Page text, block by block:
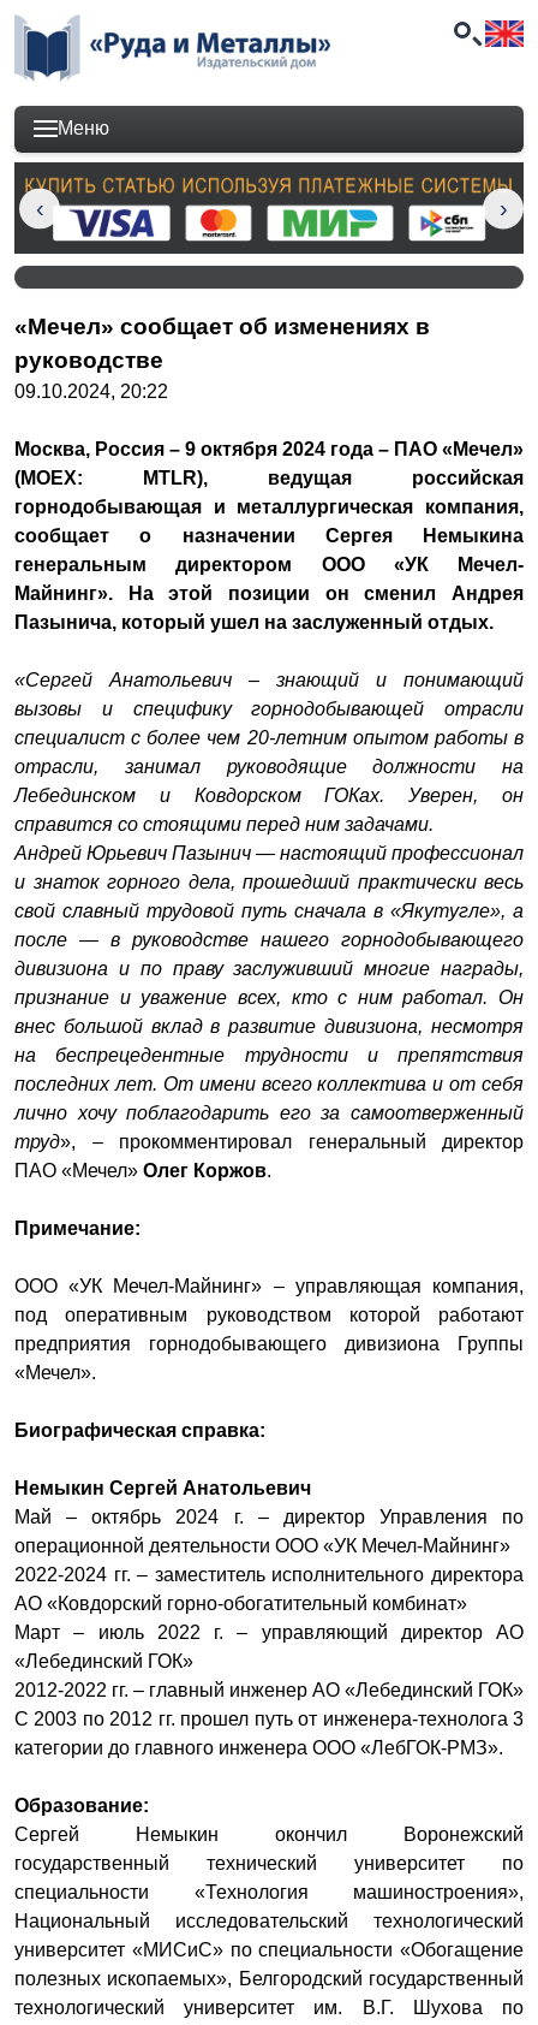
Меню
«Мечел» сообщает об изменениях в
руководстве
09.10.2024, 20:22
Москва, Россия – 9 октября 2024 года – ПАО «Мечел»
(MOEX: MTLR), ведущая российская
горнодобывающая и металлургическая компания,
сообщает о назначении Сергея Немыкина
генеральным директором ООО «УК Мечел-
Майнинг». На этой позиции он сменил Андрея
Пазынича, который ушел на заслуженный отдых.
«Сергей Анатольевич – знающий и понимающий
вызовы и специфику горнодобывающей отрасли
специалист с более чем 20-летним опытом работы в
отрасли, занимал руководящие должности на
Лебединском и Ковдорском ГОКах. Уверен, он
справится со стоящими перед ним задачами.
Андрей Юрьевич Пазынич — настоящий профессионал
и знаток горного дела, прошедший практически весь
свой славный трудовой путь сначала в «Якутугле», а
после — в руководстве нашего горнодобывающего
дивизиона и по праву заслуживший многие награды,
признание и уважение всех, кто с ним работал. Он
внес большой вклад в развитие дивизиона, несмотря
на беспрецедентные трудности и препятствия
последних лет. От имени всего коллектива и от себя
лично хочу поблагодарить его за самоотверженный
труд», – прокомментировал генеральный директор
ПАО «Мечел» Олег Коржов.
Примечание:
ООО «УК Мечел-Майнинг» – управляющая компания,
под оперативным руководством которой работают
предприятия горнодобывающего дивизиона Группы
«Мечел».
Биографическая справка:
Немыкин Сергей Анатольевич
Май – октябрь 2024 г. – директор Управления по
операционной деятельности ООО «УК Мечел-Майнинг»
2022-2024 гг. – заместитель исполнительного директора
АО «Ковдорский горно-обогатительный комбинат»
Март – июль 2022 г. – управляющий директор АО
«Лебединский ГОК»
2012-2022 гг. – главный инженер АО «Лебединский ГОК»
С 2003 по 2012 гг. прошел путь от инженера-технолога 3
категории до главного инженера ООО «ЛебГОК-РМЗ».
Образование:
Сергей Немыкин окончил Воронежский
государственный технический университет по
специальности «Технология машиностроения»,
Национальный исследовательский технологический
университет «МИСиС» по специальности «Обогащение
полезных ископаемых», Белгородский государственный
технологический университет им. В.Г. Шухова по